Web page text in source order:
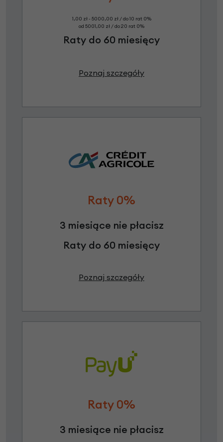
1,00 zł - 5000,00 zł / do 10 rat 0%
od 5001,00 zł / do 20 rat 0%
Raty do 60 miesięcy
Poznaj szczegóły
Raty 0%
3 miesiące nie płacisz
Raty do 60 miesięcy
Poznaj szczegóły
Raty 0%
3 miesiące nie płacisz